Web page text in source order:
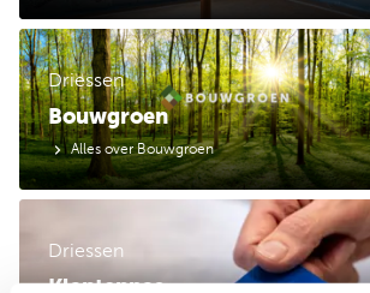
Bouwgroen
Driessen
Alles over Bouwgroen
Driessen